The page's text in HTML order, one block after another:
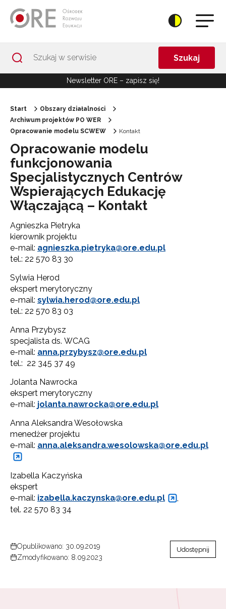
Szukaj
Newsletter ORE – zapisz się!
Start
Obszary działalności
Archiwum projektów PO WER
Opracowanie modelu SCWEW
Kontakt
Opracowanie modelu
funkcjonowania
Specjalistycznych Centrów
Wspierających Edukację
Włączającą – Kontakt
Agnieszka Pietryka
kierownik projektu
e-mail: agnieszka.pietryka@ore.edu.pl
tel.: 22 570 83 30
Sylwia Herod
ekspert merytoryczny
e-mail: sylwia.herod@ore.edu.pl
tel.: 22 570 83 03
Anna Przybysz
specjalista ds. WCAG
e-mail: anna.przybysz@ore.edu.pl
tel.: 22 345 37 49
Jolanta Nawrocka
ekspert merytoryczny
e-mail: jolanta.nawrocka@ore.edu.pl
Anna Aleksandra Wesołowska
menedżer projektu
e-mail: anna.aleksandra.wesolowska@ore.edu.pl
Izabella Kaczyńska
ekspert
e-mail: izabella.kaczynska@ore.edu.pl
,
tel. 22 570 83 34
Opublikowano: 30.09.2019
Zmodyfikowano: 8.09.2023
Udostępnij